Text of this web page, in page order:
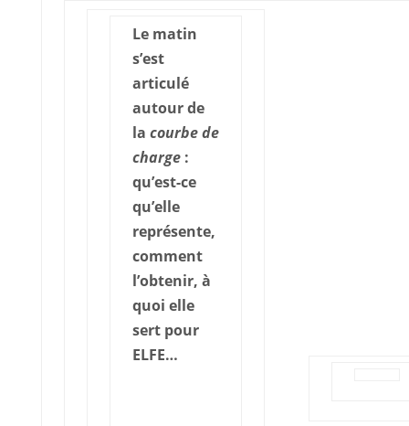
Le matin
s’est
articulé
autour de
la courbe de
charge:
qu’est-ce
qu’elle
représente,
comment
l’obtenir, à
quoi elle
sert pour
ELFE…